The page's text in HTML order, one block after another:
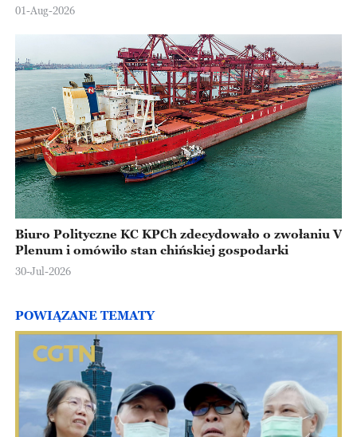
Europejskiej
01-Aug-2026
Biuro Polityczne KC KPCh zdecydowało o zwołaniu V
Plenum i omówiło stan chińskiej gospodarki
30-Jul-2026
POWIĄZANE TEMATY